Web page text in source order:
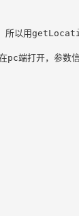
所以用
端打开，参